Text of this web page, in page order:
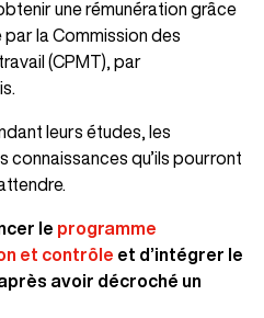
une rémunération grâce
par la Commission des
(CPMT), par
leurs études, les
qu’ils pourront
le programme
et contrôle et d’intégrer le
avoir décroché un